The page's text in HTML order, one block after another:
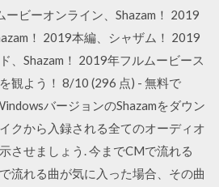
ビーオンライン、Shazam！ 2019
！ 2019本編、シャザム！ 2019
、Shazam！ 2019年フルムービース
観よう！ 8/10 (296 点) - 無料で
バージョンのShazamをダウン
クから入録される全てのオーディオ
させましょう. 今までCMで流れる
流れる曲が気に入った場合、その曲